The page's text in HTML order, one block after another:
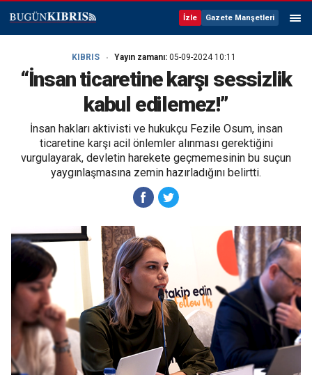
İzle Gazete Manşetleri
KIBRIS Yayın zamanı: 05-09-2024 10:11
“İnsan ticaretine karşı sessizlik
kabul edilemez!”
İnsan hakları aktivisti ve hukukçu Fezile Osum, insan
ticaretine karşı acil önlemler alınması gerektiğini
vurgulayarak, devletin harekete geçmemesinin bu suçun
yaygınlaşmasına zemin hazırladığını belirtti.